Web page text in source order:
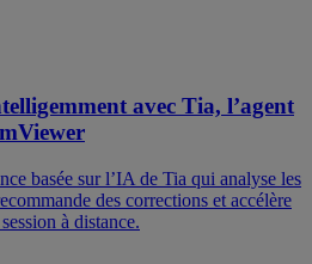
avec Tia, l’agent
basée sur l’IA de Tia qui analyse les
des corrections et accélère
à distance.